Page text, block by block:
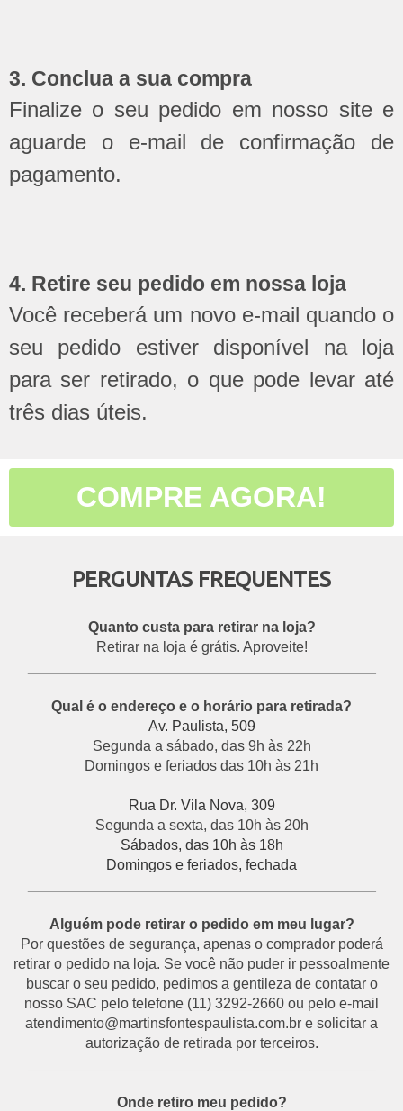
3. Conclua a sua compra
Finalize o seu pedido em nosso site e
aguarde o e-mail de confirmação de
pagamento.
4. Retire seu pedido em nossa loja
Você receberá um novo e-mail quando o
seu pedido estiver disponível na loja
para ser retirado, o que pode levar até
três dias úteis.
COMPRE AGORA!
PERGUNTAS FREQUENTES
Quanto custa para retirar na loja?
Retirar na loja é grátis. Aproveite!
Qual é o endereço e o horário para retirada?
Av. Paulista, 509
Segunda a sábado, das 9h às 22h
Domingos e feriados das 10h às 21h
Rua Dr. Vila Nova, 309
Segunda a sexta, das 10h às 20h
Sábados, das 10h às 18h
Domingos e feriados, fechada
Alguém pode retirar o pedido em meu lugar?
Por questões de segurança, apenas o comprador poderá
retirar o pedido na loja. Se você não puder ir pessoalmente
buscar o seu pedido, pedimos a gentileza de contatar o
nosso SAC pelo telefone (11) 3292-2660 ou pelo e-mail
atendimento@martinsfontespaulista.com.br e solicitar a
autorização de retirada por terceiros.
Onde retiro meu pedido?